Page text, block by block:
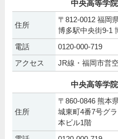
中央高等学
住所
〒812-0012 福岡
博多駅中央街9-1
電話
0120-000-719
アクセス
JR線・福岡市営
中央高等学
住所
〒860-0846 熊本
城東町4番7号グ
本ビル1階